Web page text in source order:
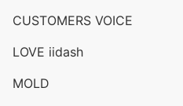
CUSTOMERS VOICE
LOVE iidash
MOLD